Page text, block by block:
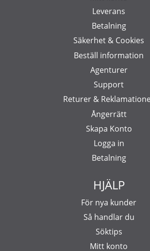
Leverans
Betalning
Säkerhet & Cookies
Beställ information
Agenturer
Support
Returer &
Ångerrätt
Skapa Konto
Logga in
Betalning
HJÄLP
För nya kunder
Så handlar du
Söktips
Mitt konto